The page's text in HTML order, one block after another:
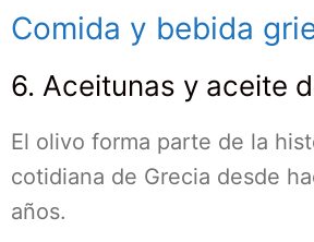
Comida y bebida
6. Aceitunas y aceite
El olivo forma parte de la
cotidiana de Grecia desde
años.